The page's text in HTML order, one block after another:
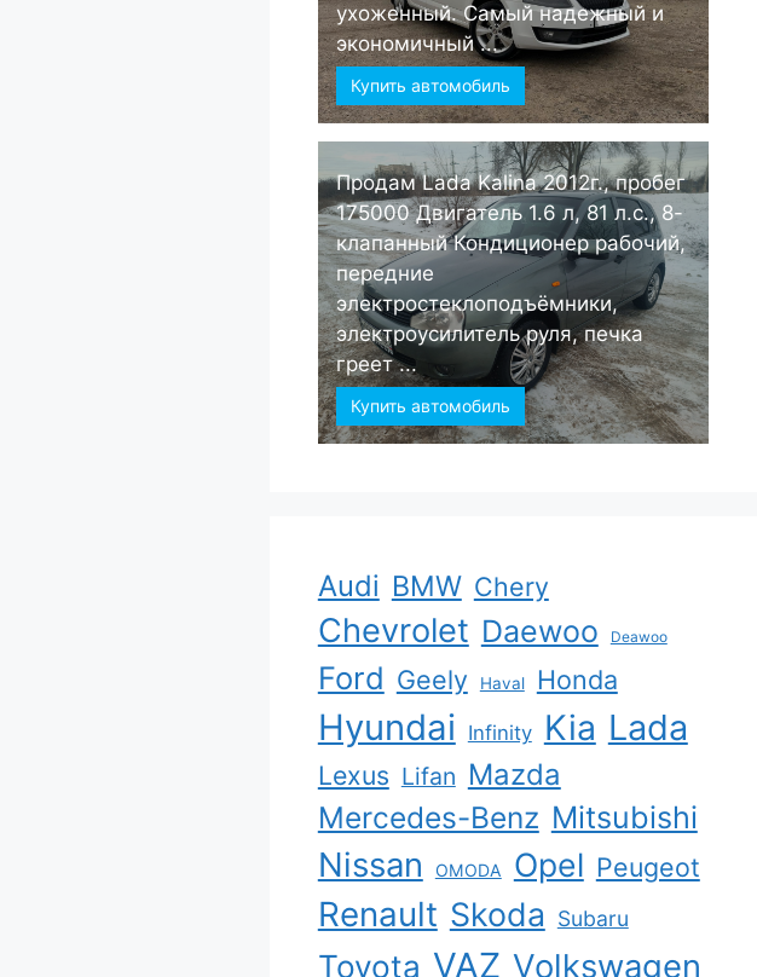
ухоженный. Самый надежный и
экономичный ...
Купить автомобиль
Продам Lada Kalina 2012г., пробег
175000 Двигатель 1.6 л, 81 л.с., 8-
клапанный Кондиционер рабочий,
передние
электростеклоподъёмники,
электроусилитель руля, печка
греет ...
Купить автомобиль
Audi BMW Chery
Chevrolet Daewoo Deawoo
Ford Geely Haval Honda
Hyundai Infinity Kia Lada
Lexus Lifan Mazda
Mercedes-Benz Mitsubishi
Nissan OMODA Opel Peugeot
Renault Skoda Subaru
Toyota VAZ Volkswagen